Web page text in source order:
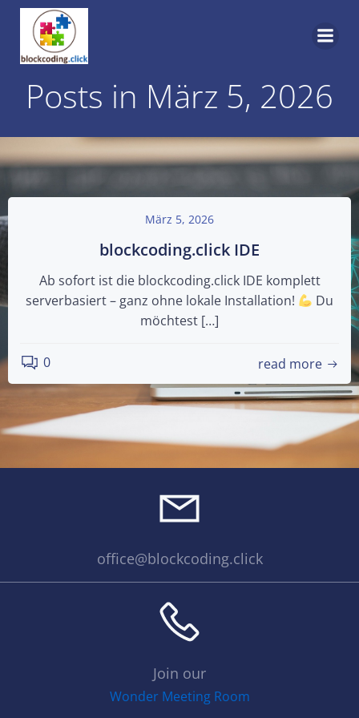
Posts in März 5, 2026
März 5, 2026
blockcoding.click IDE
Ab sofort ist die blockcoding.click IDE komplett
serverbasiert – ganz ohne lokale Installation!
Du
möchtest […]
0 read more
office@blockcoding.click
Join our
Wonder Meeting Room